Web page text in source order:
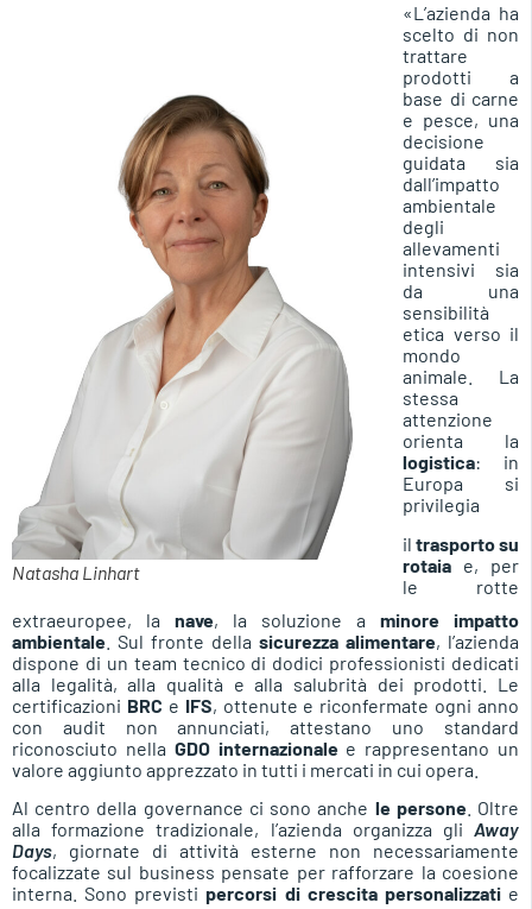
Natasha Linhart
«L’azienda ha
scelto di non
trattare
prodotti a
base di carne
e pesce, una
decisione
guidata sia
dall’impatto
ambientale
degli
allevamenti
intensivi sia
da una
sensibilità
etica verso il
mondo
animale. La
stessa
attenzione
orienta la
logistica: in
Europa si
privilegia
il trasporto su
rotaia e, per
le rotte
extraeuropee, la nave, la soluzione a minore impatto
ambientale . Sul fronte della sicurezza alimentare, l’azienda
dispone di un team tecnico di dodici professionisti dedicati
alla legalità, alla qualità e alla salubrità dei prodotti. Le
certificazioni BRC e IFS, ottenute e riconfermate ogni anno
con audit non annunciati, attestano uno standard
riconosciuto nella GDO internazionale e rappresentano un
valore aggiunto apprezzato in tutti i mercati in cui opera.
Al centro della governance ci sono anche le persone. Oltre
alla formazione tradizionale, l’azienda organizza gli Away
Days, giornate di attività esterne non necessariamente
focalizzate sul business pensate per rafforzare la coesione
interna. Sono previstipercorsi di crescita personalizzati e